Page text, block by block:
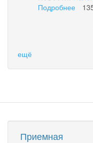
Подробнее
ещё
Приемная